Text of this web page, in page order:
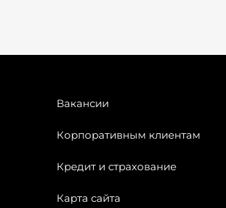
Вакансии
Корпоративным клиентам
Кредит и страхование
Карта сайта